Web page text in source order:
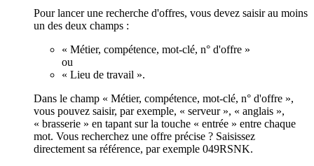
Pour lancer une recherche d'offres, vous devez saisir au moins
un des deux champs :
« Métier, compétence, mot-clé, n° d'offre »
ou
« Lieu de travail ».
Dans le champ « Métier, compétence, mot-clé, n° d'offre »,
vous pouvez saisir, par exemple, « serveur », « anglais »,
« brasserie » en tapant sur la touche « entrée » entre chaque
mot. Vous recherchez une offre précise ? Saisissez
directement sa référence, par exemple 049RSNK.